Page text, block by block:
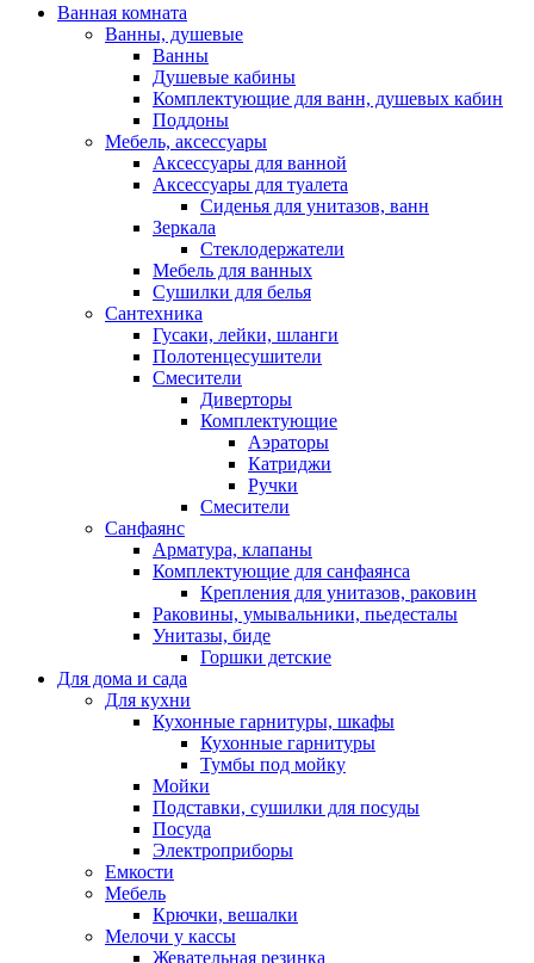
Ванная комната
Ванны, душевые
Ванны
Душевые кабины
Комплектующие для ванн, душевых кабин
Поддоны
Мебель, аксессуары
Аксессуары для ванной
Аксессуары для туалета
Сиденья для унитазов, ванн
Зеркала
Стеклодержатели
Мебель для ванных
Сушилки для белья
Сантехника
Гусаки, лейки, шланги
Полотенцесушители
Смесители
Диверторы
Комплектующие
Аэраторы
Катриджи
Ручки
Смесители
Санфаянс
Арматура, клапаны
Комплектующие для санфаянса
Крепления для унитазов, раковин
Раковины, умывальники, пьедесталы
Унитазы, биде
Горшки детские
Для дома и сада
Для кухни
Кухонные гарнитуры, шкафы
Кухонные гарнитуры
Тумбы под мойку
Мойки
Подставки, сушилки для посуды
Посуда
Электроприборы
Емкости
Мебель
Крючки, вешалки
Мелочи у кассы
Жевательная резинка